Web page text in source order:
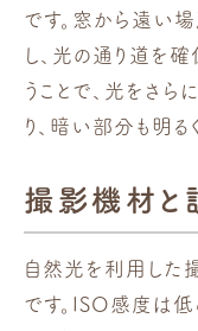
です。窓から遠い
し、光の通り道を確
うことで、光をさら
り、暗い部分も明る
撮影機材と
自然光を利用した
です。ISO感度は